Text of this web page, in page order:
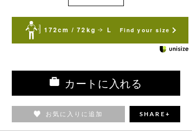
172cm / 72kg L Find your size
カートに入れる
お気に入りに追加 SHARE+